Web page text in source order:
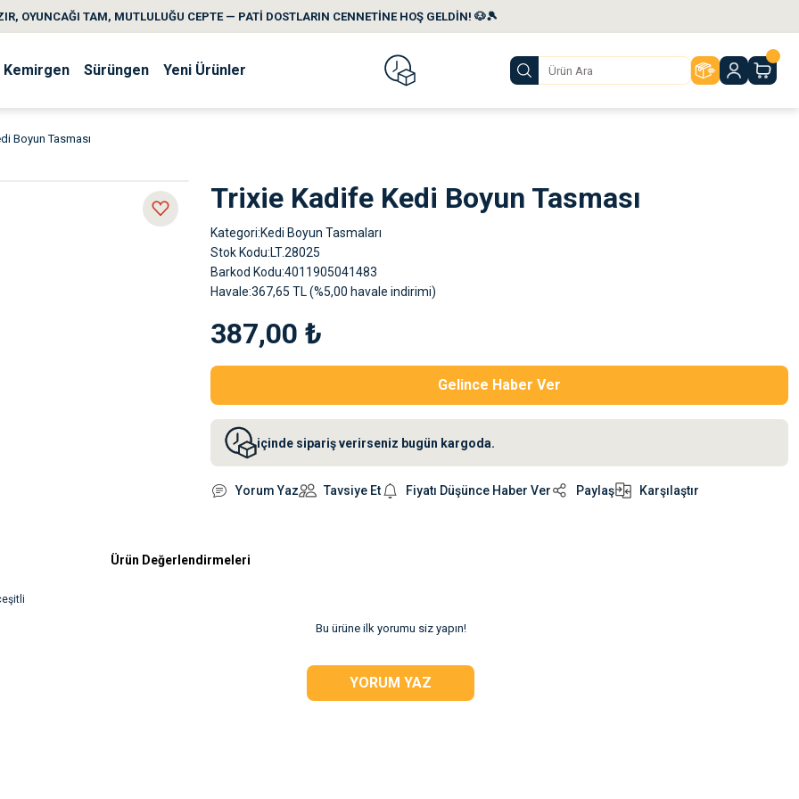
OYUNCAĞI TAM, MUTLULUĞU CEPTE — PATİ DOSTLARIN CENNETİNE HOŞ GELDİN! 🐶🎾
Kemirgen Sürüngen Yeni Ürünler
Boyun Tasması
Trixie Kadife Kedi Boyun Tasması
Kategori Kedi Boyun Tasmaları
Stok Kodu LT.28025
Barkod Kodu 4011905041483
Havale 367,65 TL (%5,00 havale indirimi)
387,00 ₺
Gelince Haber Ver
içinde sipariş verirseniz bugün kargoda.
Yorum Yaz Tavsiye Et Fiyatı Düşünce Haber Ver Paylaş Karşılaştır
Ürün Değerlendirmeleri
Bu ürüne ilk yorumu siz yapın!
YORUM YAZ